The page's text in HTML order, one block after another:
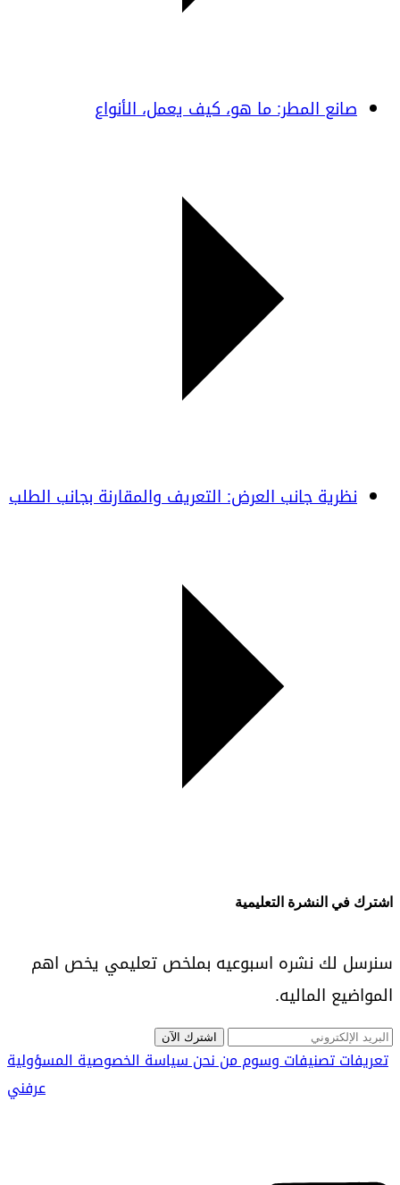
صانع المطر: ما هو، كيف يعمل، الأنواع
نظرية جانب العرض: التعريف والمقارنة بجانب الطلب
اشترك في النشرة التعليمية
سنرسل لك نشره اسبوعيه بملخص تعليمي يخص اهم
المواضيع الماليه.
اشترك الآن
تعريفاتتصنيفاتوسوممن نحنسياسة الخصوصيةالمسؤولية
عرفني